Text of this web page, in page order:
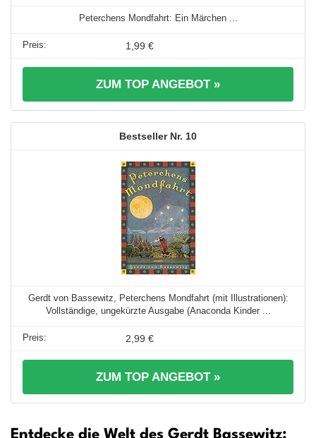
Peterchens Mondfahrt: Ein Märchen ...
1,99 €
ZUM TOP ANGEBOT »
10
Gerdt von Bassewitz, Peterchens Mondfahrt (mit Illustrationen):
Vollständige, ungekürzte Ausgabe (Anaconda Kinder ...
2,99 €
ZUM TOP ANGEBOT »
Entdecke die Welt des Gerdt Bassewitz: